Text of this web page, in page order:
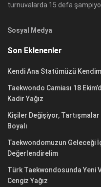
turnuvalarda 15 defa
Sosyal Medya
Son Eklenenler
Kendi Ana Statümüzü
Taekwondo Camiası 18
Kadir Yağız
Kişiler Değişiyor,
Boyalı
Taekwondomuzun Geleceği
Değerlendirelim
Türk Taekwondosunda Yeni
Cengiz Yağız